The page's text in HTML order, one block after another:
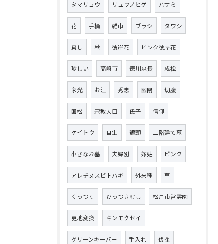
タマリュウ リュウノヒゲ ハサミ
花 手桶 雑巾 ブラシ タワシ
戻し 秋 彼岸花 ピンク彼岸花
珍しい 高崎市 徳川忠長 成松
家光 お江 秀忠 幽閉 切腹
国松 宗教人口 氏子 信仰
ケイトウ 自生 鶏頭 二階建て墓
小さなお墓 夫婦別 嫁姑 ピンク
アレチヌスビトハギ 外来種 草
くっつく ひっつきむし 松戸市営霊園
更地変換 キンモクセイ
グリーンキーパー 手入れ 伐採